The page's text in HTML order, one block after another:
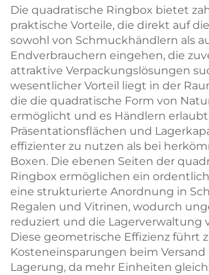
federbelasteter
Metallöffnung sowie
Lippenstift-Organizer-
Tasche für die
Verpackung von
Schmuck
Die quadratische Ringbox bietet
praktische Vorteile, die direkt auf
sowohl von Schmuckhändlern als
Endverbrauchern eingehen, die
attraktive Verpackungslösungen
wesentlicher Vorteil liegt in der
die die quadratische Form von
ermöglicht und es Händlern
Präsentationsflächen und
effizienter zu nutzen als bei
Boxen. Die ebenen Seiten der
Ringbox ermöglichen ein
eine strukturierte Anordnung in
Regalen und Vitrinen, wodurch
reduziert und die Lagerverwaltung
Diese geometrische Effizienz führt
Kosteneinsparungen beim
Lagerung, da mehr Einheiten